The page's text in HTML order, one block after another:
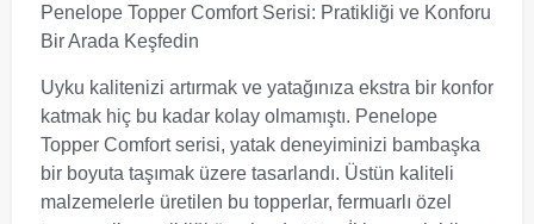
Penelope Topper Comfort Serisi: Pratikliği ve Konforu
Bir Arada Keşfedin
Uyku kalitenizi artırmak ve yatağınıza ekstra bir konfor
katmak hiç bu kadar kolay olmamıştı. Penelope
Topper Comfort serisi, yatak deneyiminizi bambaşka
bir boyuta taşımak üzere tasarlandı. Üstün kaliteli
malzemelerle üretilen bu topperlar, fermuarlı özel